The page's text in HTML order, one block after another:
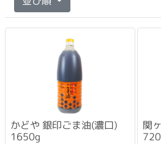
かどや 銀印ごま油(濃口)
1650g
関